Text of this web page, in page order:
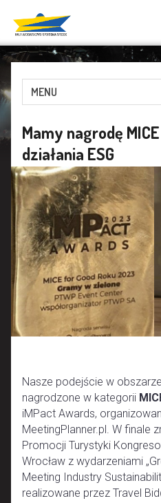
MENU
Mamy nagrodę
działania ESG
Nasze podejście w
nagrodzone w kategorii
iMPact Awards,
MeetingPlanner.pl. W finale
Promocji Turystyki
Wrocław z wydarzeniami
Meeting Industry
realizowane przez Travel